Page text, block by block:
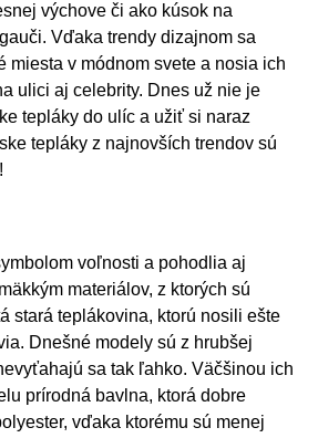
výchove či ako kúsok na
Vďaka trendy dizajnom sa
miesta v módnom svete a nosia ich
ulici aj celebrity. Dnes už nie je
tepláky do ulíc a užiť si naraz
tepláky z najnovších trendov sú
voľnosti a pohodlia aj
materiálov, z ktorých sú
stará teplákovina, ktorú nosili ešte
Dnešné modely sú z hrubšej
sa tak ľahko. Väčšinou ich
prírodná bavlna, ktorá dobre
vďaka ktorému sú menej